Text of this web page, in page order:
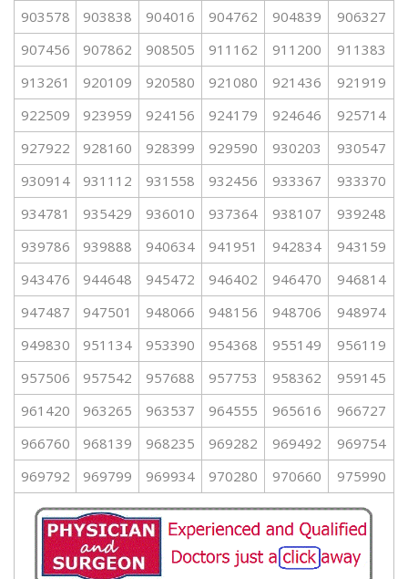
903578
903838 904016 904762 904839
906327
907456
907862 908505 911162 911200
911383
913261
920109 920580 921080 921436
921919
922509
923959 924156 924179 924646
925714
927922
928160 928399 929590 930203
930547
930914
931112 931558 932456 933367
933370
934781
935429 936010 937364 938107
939248
939786
939888 940634 941951 942834
943159
943476
944648 945472 946402 946470
946814
947487
947501 948066 948156 948706
948974
949830
951134 953390 954368 955149
956119
957506
957542 957688 957753 958362
959145
961420
963265 963537 964555 965616
966727
966760
968139 968235 969282 969492
969754
969792
969799 969934 970280 970660 975990